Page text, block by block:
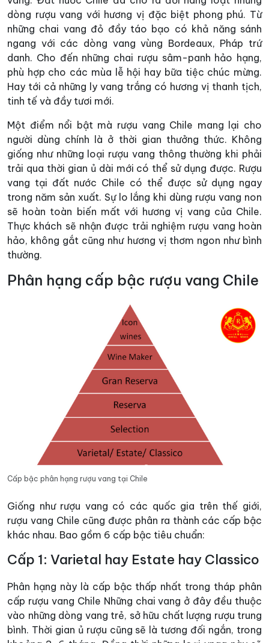
dòng rượu vang với hương vị đặc biệt phong phú. Từ
những chai vang đỏ đầy táo bạo có khả năng sánh
ngang với các dòng vang vùng Bordeaux, Pháp trứ
danh. Cho đến những chai rượu sâm-panh hảo hạng,
phù hợp cho các mùa lễ hội hay bữa tiệc chúc mừng.
Hay tới cả những ly vang trắng có hương vị thanh tịch,
tinh tế và đầy tươi mới.
Một điểm nổi bật mà rượu vang Chile mang lại cho
người dùng chính là ở thời gian thưởng thức. Không
giống như những loại rượu vang thông thường khi phải
trải qua thời gian ủ dài mới có thể sử dụng được. Rượu
vang tại đất nước Chile có thể được sử dụng ngay
trong năm sản xuất. Sự lo lắng khi dùng rượu vang non
sẽ hoàn toàn biến mất với hương vị vang của Chile.
Thực khách sẽ nhận được trải nghiệm rượu vang hoàn
hảo, không gắt cũng như hương vị thơm ngon như bình
thường.
Phân hạng cấp bậc rượu vang Chile
Cấp bậc phân hạng rượu vang tại Chile
Giống như rượu vang có các quốc gia trên thế giới,
rượu vang Chile cũng được phân ra thành các cấp bậc
khác nhau. Bao gồm 6 cấp bậc tiêu chuẩn:
Cấp 1: Varietal hay Estate hay Classico
Phân hạng này là cấp bậc thấp nhất trong tháp phân
cấp rượu vang Chile Những chai vang ở đây đều thuộc
vào những dòng vang trẻ, sở hữu chất lượng rượu trung
bình. Thời gian ủ rượu cũng sẽ là tương đối ngắn, trong